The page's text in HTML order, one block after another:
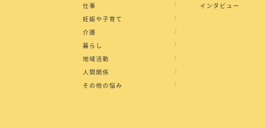
仕事
妊娠や子育て
介護
暮らし
地域活動
人間関係
その他の悩み
インタビュー